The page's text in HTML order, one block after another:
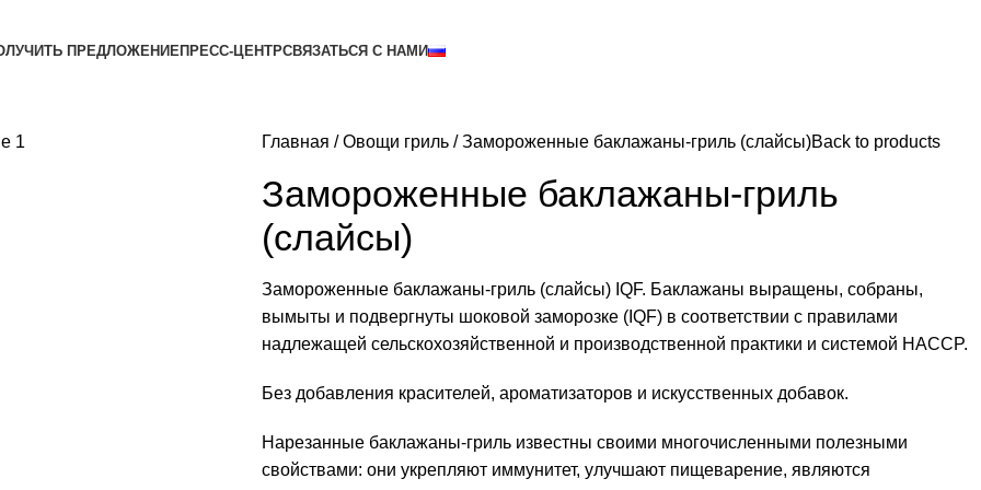
ПРЕДЛОЖЕНИЕПРЕСС-ЦЕНТРСВЯЗАТЬСЯ С НАМИ
Главная Овощи гриль Замороженные баклажаны-гриль (слайсы)Back to products
Замороженные баклажаны-гриль
(слайсы)
Замороженные баклажаны-гриль (слайсы) IQF. Баклажаны выращены, собраны,
вымыты и подвергнуты шоковой заморозке (IQF) в соответствии с правилами
надлежащей сельскохозяйственной и производственной практики и системой HACCP.
Без добавления красителей, ароматизаторов и искусственных добавок.
Нарезанные баклажаны-гриль известны своими многочисленными полезными
свойствами: они укрепляют иммунитет, улучшают пищеварение, являются